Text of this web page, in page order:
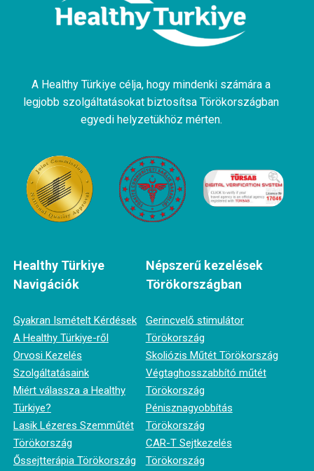
A Healthy Türkiye célja, hogy mindenki számára a
legjobb szolgáltatásokat biztosítsa Törökországban
egyedi helyzetükhöz mérten.
Healthy Türkiye
Navigációk
Gyakran Ismételt Kérdések
A Healthy Türkiye-ről
Orvosi Kezelés
Szolgáltatásaink
Miért válassza a Healthy
Türkiye?
Lasik Lézeres Szemműtét
Törökország
Őssejtterápia Törökország
Népszerű kezelések
Törökországban
Gerincvelő stimulátor
Törökország
Skoliózis Műtét Törökország
Végtaghosszabbító műtét
Törökország
Pénisznagyobbítás
Törökország
CAR-T Sejtkezelés
Törökország